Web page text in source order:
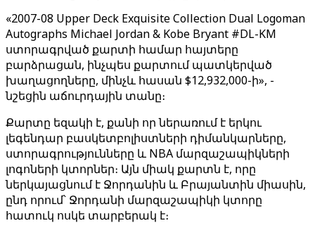
«2007-08 Upper Deck Exquisite Collection Dual Logoman
Autographs Michael Jordan & Kobe Bryant #DL-KM
ստորագրված քարտի համար հայտերը
բարձրացան, ինչպես քարտում պատկերված
խաղացողները, մինչև հասան $12,932,000-ի», -
նշեցին աճուրդային տանը։
Քարտը եզակի է, քանի որ ներառում է երկու
լեգենդար բասկետբոլիստների դիմանկարները,
ստորագրությունները և NBA մարզաշապիկների
լոգոների կտորներ։ Այն միակ քարտն է, որը
ներկայացնում է Ջորդանին և Բրայանտին միասին,
ընդ որում՝ Ջորդանի մարզաշապիկի կտորը
հատուկ ոսկե տարբերակ է։